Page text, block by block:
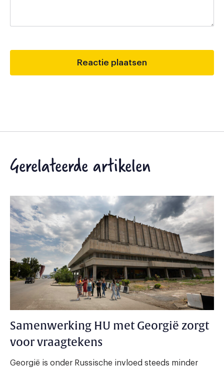
Gerelateerde artikelen
Samenwerking HU met Georgië zorgt
voor vraagtekens
Georgië is onder Russische invloed steeds minder